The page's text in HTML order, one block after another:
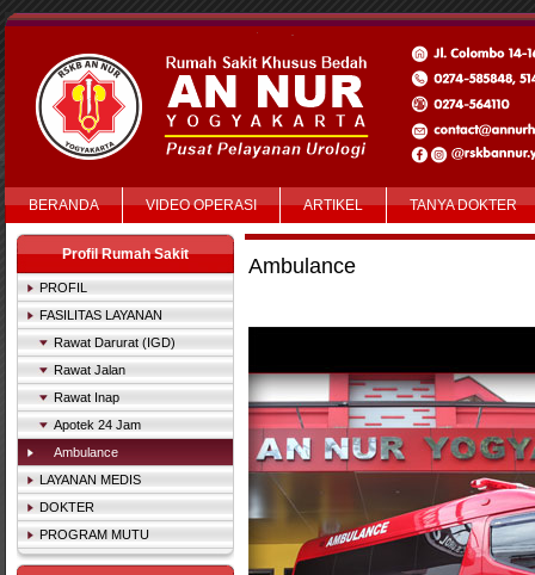
BERANDA VIDEO OPERASI ARTIKEL TANYA DOKTER
Profil Rumah Sakit
PROFIL
FASILITAS LAYANAN
Rawat Darurat (IGD)
Rawat Jalan
Rawat Inap
Apotek 24 Jam
Ambulance
LAYANAN MEDIS
DOKTER
PROGRAM MUTU
Ambulance